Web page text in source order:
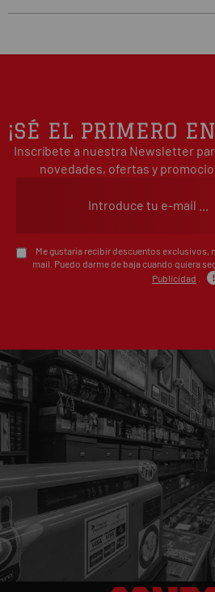
5
4
1
¡SÉ EL PRIMERO
Inscríbete a nuestra Newsletter
novedades, ofertas y
Me gustaría recibir descuentos exclusivos,
mail. Puedo darme de baja cuando quiera
Publicidad